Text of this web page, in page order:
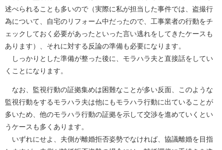
述べられることも多いので（実際に私が担当した事件では、盗撮行
為について、自宅のリフォーム中だったので、工事業者の行動をチ
ェックしておく必要があったといった言い逃れをしてきたケースも
あります）、それに対する反論の準備も必要になります。
しっかりとした準備が整った後に、モラハラ夫と直接話をしてい
くことになります。
なお、監視行動の証拠集めは困難なことが多い反面、このような
監視行動をするモラハラ夫は他にもモラハラ行動に出ていることが
多いため、他のモラハラ行動の証拠を示して交渉を進めていくとい
うケースも多くあります。
いずれにせよ、夫側が離婚拒否姿勢でなければ、協議離婚を目指